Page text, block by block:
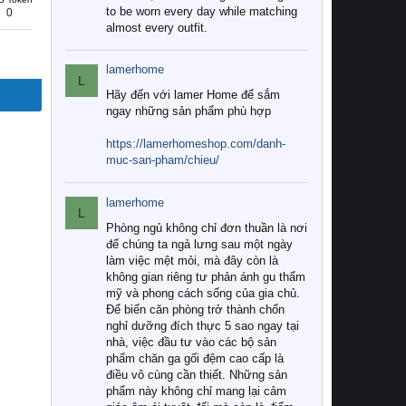
0
to be worn every day while matching
almost every outfit.
L
lamerhome
Hãy đến với lamer Home để sắm
ngay những sản phẩm phù hợp
https://lamerhomeshop.com/danh-
muc-san-pham/chieu/
L
lamerhome
Phòng ngủ không chỉ đơn thuần là nơi
để chúng ta ngả lưng sau một ngày
làm việc mệt mỏi, mà đây còn là
không gian riêng tư phản ánh gu thẩm
mỹ và phong cách sống của gia chủ.
Để biến căn phòng trở thành chốn
nghỉ dưỡng đích thực 5 sao ngay tại
nhà, việc đầu tư vào các bộ sản
phẩm chăn ga gối đệm cao cấp là
điều vô cùng cần thiết. Những sản
phẩm này không chỉ mang lại cảm